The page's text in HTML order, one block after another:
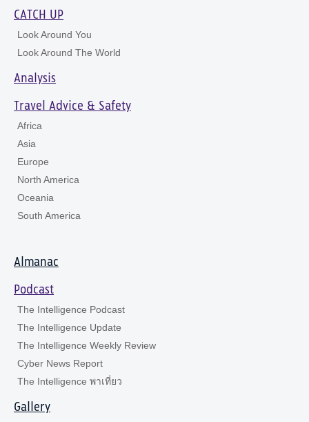
CATCH UP
Look Around You
Look Around The World
Analysis
Travel Advice & Safety
Africa
Asia
Europe
North America
Oceania
South America
Almanac
Podcast
The Intelligence Podcast
The Intelligence Update
The Intelligence Weekly Review
Cyber News Report
The Intelligence พาเที่ยว
Gallery